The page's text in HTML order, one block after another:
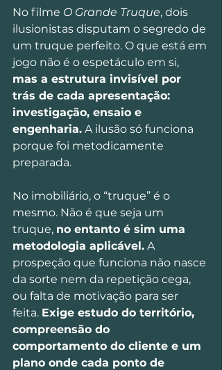
No filme O Grande Truque, dois
ilusionistas disputam o segredo de
um truque perfeito. O que está em
jogo não é o espetáculo em si,
mas a estrutura invisível por
trás de cada apresentação:
investigação, ensaio e
engenharia. A ilusão só funciona
porque foi metodicamente
preparada.
No imobiliário, o “truque” é o
mesmo. Não é que seja um
truque, no entanto é sim uma
metodologia aplicável. A
prospeção que funciona não nasce
da sorte nem da repetição cega,
ou falta de motivação para ser
feita. Exige estudo do território,
compreensão do
comportamento do cliente e um
plano onde cada ponto de